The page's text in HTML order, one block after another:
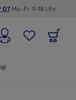
07 Mo.-Fr. 9-18 Uhr